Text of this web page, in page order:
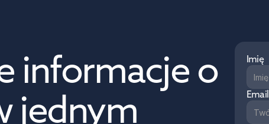
informacje o
jednym
Imię
Email